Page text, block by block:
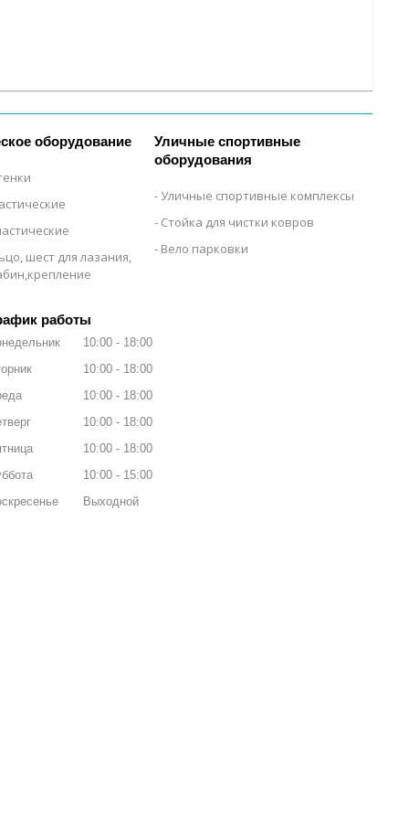
оборудование
шест для лазания,
Уличные спортивные
оборудования
Уличные спортивные комплексы
Стойка для чистки ковров
Вело парковки
работы
10:00
18:00
10:00
18:00
10:00
18:00
10:00
18:00
10:00
18:00
10:00
15:00
Выходной